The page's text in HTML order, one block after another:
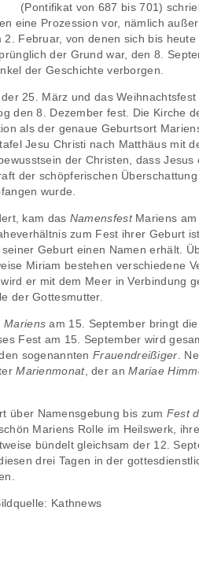
(Pontifikat von 687 bis 701)
eine Prozession vor, nämlich
2. Februar, von denen sich bis
der Grund war, den 8.
der Geschichte verborgen.
25. März und das
den 8. Dezember fest. Die Kirche
als der genaue Geburtsort
Jesu Christi nach Matthäus mit
der Christen, dass Jesus
der schöpferischen
wurde.
kam das Namensfest Mariens
zum Fest ihrer Geburt
Geburt einen Namen erhält.
Miriam bestehen verschiedene
er mit dem Meer in Verbindung
der Gottesmutter.
Mariens am 15. September bringt
Fest am 15. September wird
sogenanntenFrauendreißiger .
Marienmonat, der anMariae
über Namensgebung bis zum Fest
Mariens Rolle im Heilswerk,
bündelt gleichsam der 12.
drei Tagen in der
Kathnews